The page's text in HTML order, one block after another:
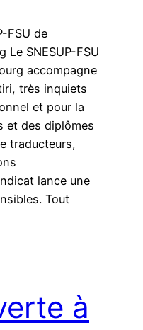
FSU de
Le SNESUP-FSU
accompagne
très inquiets
et pour la
et des diplômes
traducteurs,
lance une
Tout
à